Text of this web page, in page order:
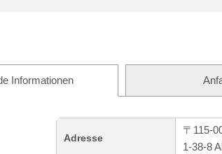
Informationen
Adresse
〒115-
1-38-8